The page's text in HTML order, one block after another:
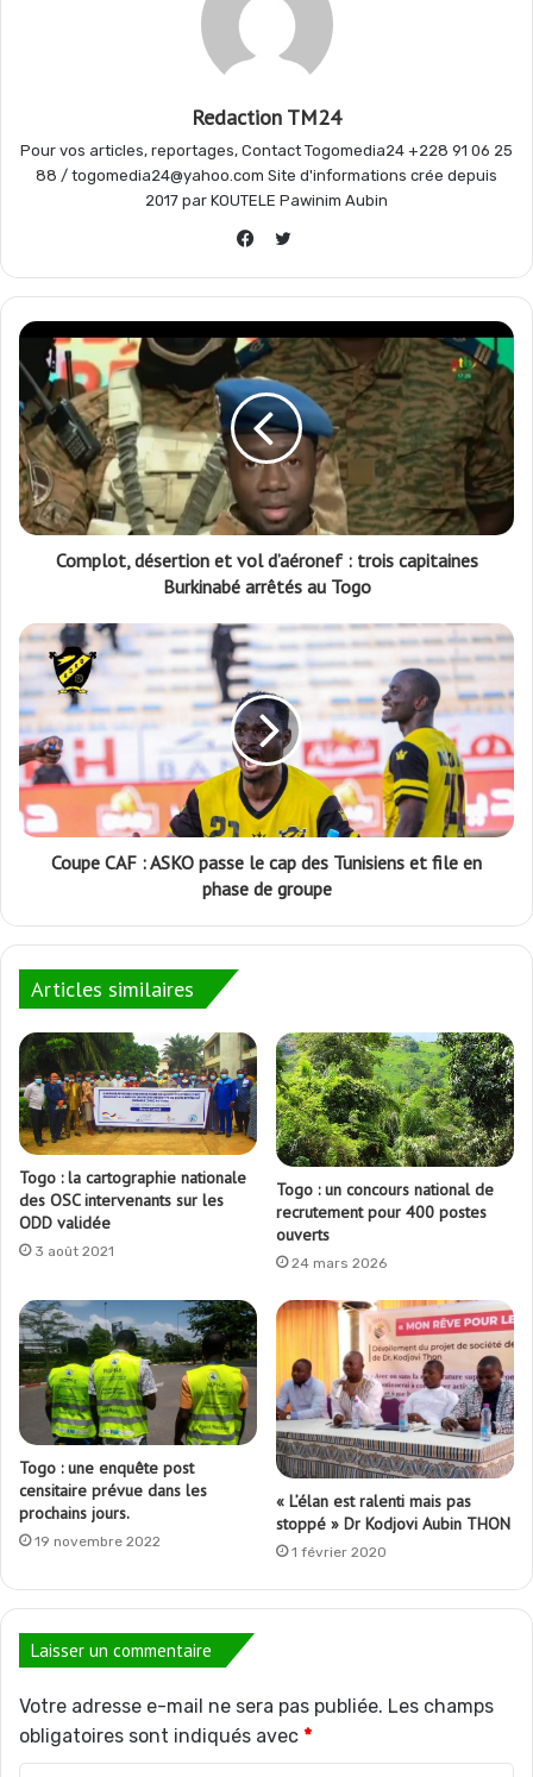
k p m r
Redaction TM24
Pour vos articles, reportages, Contact Togomedia24 +228 91 06 25
88 / togomedia24@yahoo.com Site d'informations crée depuis
2017 par KOUTELE Pawinim Aubin
Twitter
Complot, désertion et vol d’aéronef : trois capitaines
Burkinabé arrêtés au Togo
Coupe CAF : ASKO passe le cap des Tunisiens et file en
phase de groupe
Articles similaires
Togo : la cartographie nationale
des OSC intervenants sur les
ODD validée
3 août 2021
Togo : un concours national de
recrutement pour 400 postes
ouverts
24 mars 2026
Togo : une enquête post
censitaire prévue dans les
prochains jours.
19 novembre 2022
« L’élan est ralenti mais pas
stoppé » Dr Kodjovi Aubin THON
1 février 2020
Laisser un commentaire
Votre adresse e-mail ne sera pas publiée. Les champs
obligatoires sont indiqués avec *